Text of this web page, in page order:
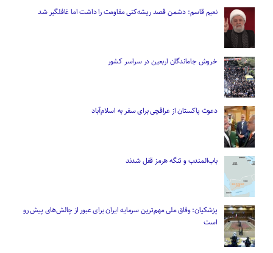
نعیم قاسم: دشمن قصد ریشه‌کنی مقاومت را داشت اما غافلگیر شد
خروش جاماندگان اربعین در سراسر کشور
دعوت پاکستان از عراقچی برای سفر به اسلام‌آباد
باب‌المندب و تنگه هرمز قفل شدند
پزشکیان: وفاق ملی مهم‌ترین سرمایه ایران برای عبور از چالش‌های پیش رو
است